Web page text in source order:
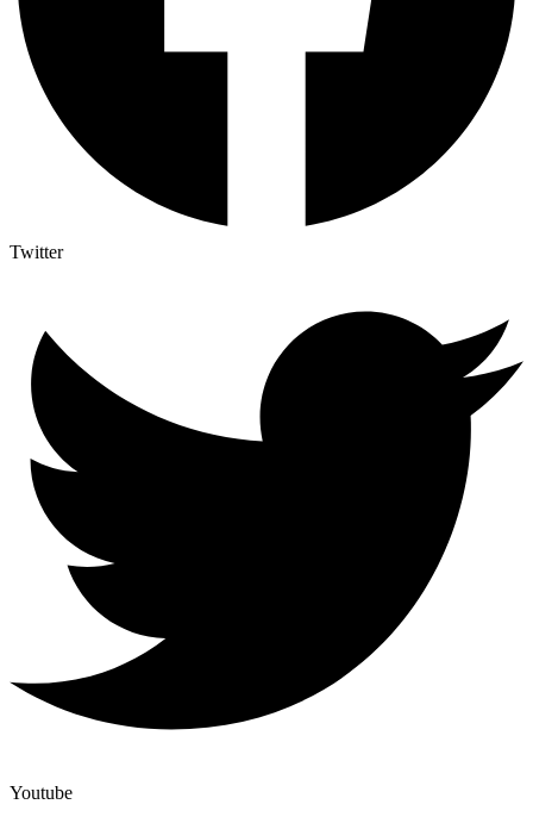
Twitter
Youtube